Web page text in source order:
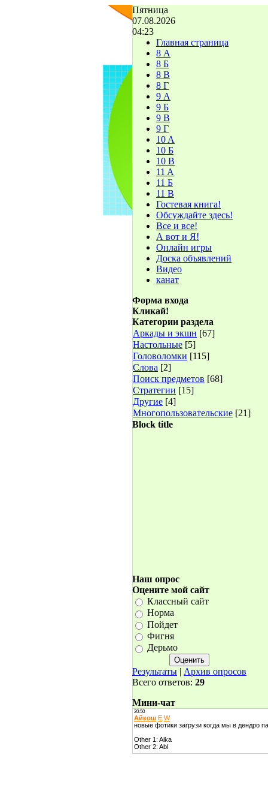
Пятница
07.08.2026
04:23
Главная страница
8 А
8 Б
8 В
8 Г
9 А
9 Б
9 В
9 Г
10 A
10 Б
10 В
11 A
11 Б
11 В
Гостевая книга!
Обсуждайте здесь!
Все и все!
А вот и Я!
Онлайн игры
Доска объявлений
Видео
канат
Форма входа
Кликай!
Категории раздела
Аркады и экшн [67]
Настольные [5]
Головоломки [115]
Слова [2]
Поиск предметов [68]
Стратегии [15]
Другие [4]
Многопользовательские [21]
Block title
Наш опрос
Оцените мой сайт
Классный сайт
Норма
Пойдет
Фигня
Дерьмо
Результаты | Архив опросов
Всего ответов: 29
Мини-чат